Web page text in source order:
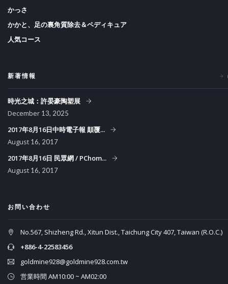
かっさ
かかと、足の裏角質除去＆ペディキュア
人気コース
新著情報
時光之城：許晏豪陶塑展
December 13, 2025
2017年8月16日中時電子報 顛覆...
August 16, 2017
2017年8月16日 民眾網 / PChom...
August 16, 2017
お問い合わせ
No.567, Shizheng Rd., Xitun Dist., Taichung City 407, Taiwan (R.O.C.)
+886-4-22583456
goldmine928@goldmine928.com.tw
営業時間 AM10:00 ~ AM02:00